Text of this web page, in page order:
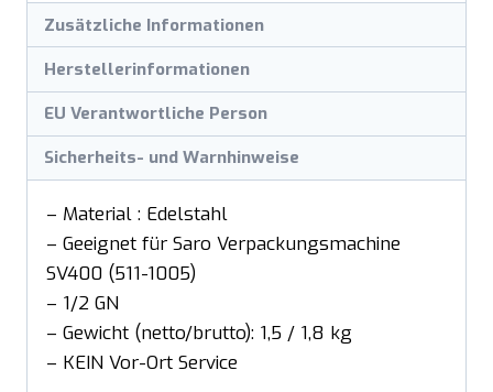
Zusätzliche Informationen
Herstellerinformationen
EU Verantwortliche Person
Sicherheits- und Warnhinweise
– Material : Edelstahl
– Geeignet für Saro Verpackungsmachine
SV400 (511-1005)
– 1/2 GN
– Gewicht (netto/brutto): 1,5 / 1,8 kg
– KEIN Vor-Ort Service